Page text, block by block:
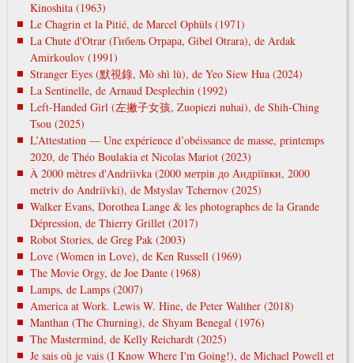
Kinoshita (1963)
Le Chagrin et la Pitié, de Marcel Ophüls (1971)
La Chute d'Otrar (Гибель Отрара, Gibel Otrara), de Ardak
Amirkoulov (1991)
Stranger Eyes (默視錄, Mò shì lù), de Yeo Siew Hua (2024)
La Sentinelle, de Arnaud Desplechin (1992)
Left-Handed Girl (左撇子女孩, Zuopiezi nuhai), de Shih-Ching
Tsou (2025)
L’Attestation — Une expérience d’obéissance de masse, printemps
2020, de Théo Boulakia et Nicolas Mariot (2023)
À 2000 mètres d'Andriivka (2000 метрів до Андріївки, 2000
metrіv do Andrіїvki), de Mstyslav Tchernov (2025)
Walker Evans, Dorothea Lange & les photographes de la Grande
Dépression, de Thierry Grillet (2017)
Robot Stories, de Greg Pak (2003)
Love (Women in Love), de Ken Russell (1969)
The Movie Orgy, de Joe Dante (1968)
Lamps, de Lamps (2007)
America at Work. Lewis W. Hine, de Peter Walther (2018)
Manthan (The Churning), de Shyam Benegal (1976)
The Mastermind, de Kelly Reichardt (2025)
Je sais où je vais (I Know Where I'm Going!), de Michael Powell et